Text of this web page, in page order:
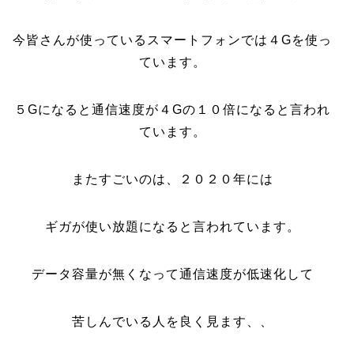
今皆さんが使っているスマートフォンでは４Gを使っ
ています。
５Gになると通信速度が４Gの１０倍になると言われ
ています。
またすごいのは、２０２０年には
ギガが使い放題になると言われています。
データ容量が無くなって通信速度が低速化して
苦しんでいる人を良く見ます、、